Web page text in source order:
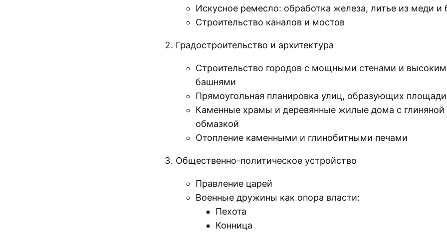
Искусное ремесло: обработка железа, литье из меди и
Строительство каналов и мостов
Градостроительство и архитектура
Строительство городов с мощными стенами и
башнями
Прямоугольная планировка улиц, образующих площади
Каменные храмы и деревянные жилые дома с глиняной
обмазкой
Отопление каменными и глинобитными печами
Общественно-политическое устройство
Правление царей
Военные дружины как опора власти:
Пехота
Конница